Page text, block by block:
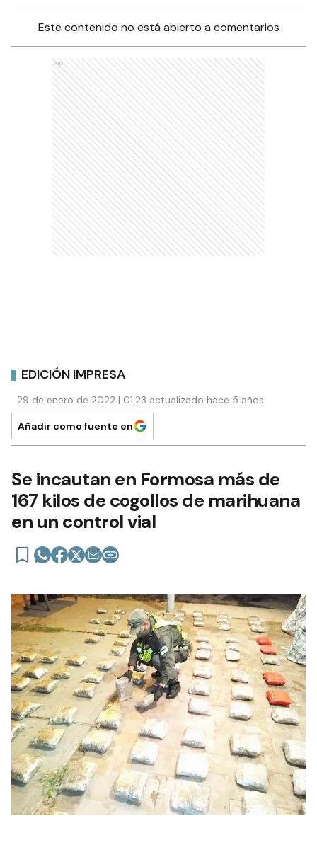
Este contenido no está abierto a comentarios
Ads
EDICIÓN IMPRESA
29 de enero de 2022 | 01:23 actualizado hace 5 años
Añadir como fuente en
Se incautan en Formosa más de
167 kilos de cogollos de marihuana
en un control vial